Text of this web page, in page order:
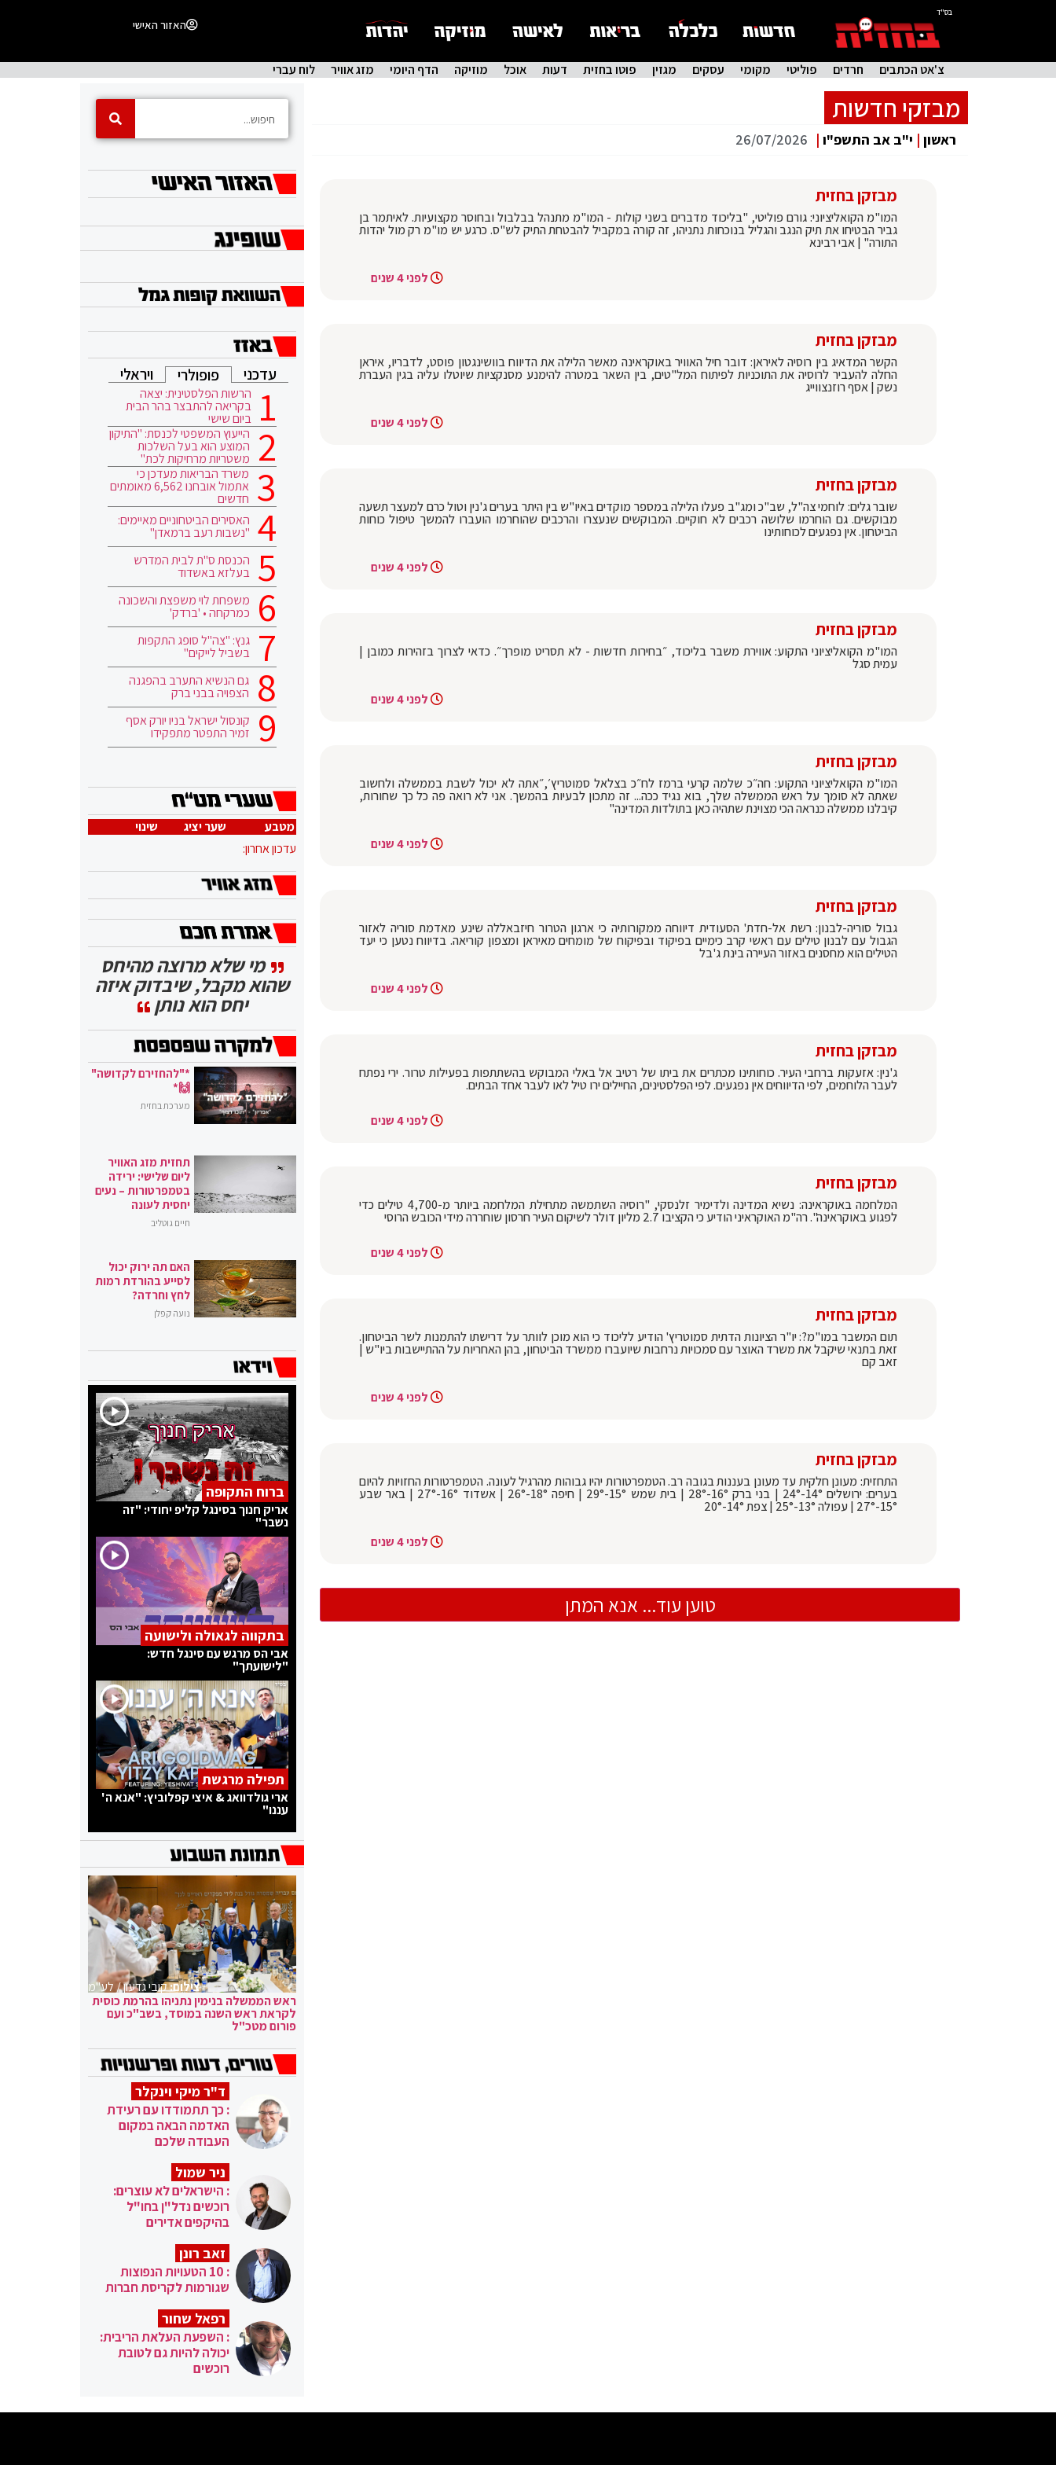
בס"ד
האזור האישי
צ'אט הכתבים חרדים פוליטי מקומי עסקים מגזין פוטו בחזית דעות אוכל מוזיקה הדף היומי מזג אוויר לוח עברי
מבזקי חדשות
ראשון | י"ב אב התשפ"ו |
26/07/2026
מבזקן בחזית
המו"מ הקואליציוני: גורם פוליטי, "בליכוד מדברים בשני קולות - המו"מ מתנהל בבלבול ובחוסר מקצועיות. לאיתמר בן
גביר הבטיחו את תיק הנגב והגליל בנוכחות נתניהו, זה קורה במקביל להבטחת התיק לש"ס. כרגע יש מו"מ רק מול יהדות
התורה" | אבי רבינא
לפני 4 שנים
מבזקן בחזית
הקשר המדאיג בין רוסיה לאיראן: דובר חיל האוויר באוקראינה מאשר הלילה את הדיווח בוושינגטון פוסט, לדבריו, איראן
החלה להעביר לרוסיה את התוכניות לפיתוח המל"טים, בין השאר במטרה להימנע מסנקציות שיוטלו עליה בגין העברת
נשק | אסף רוזנצווייג
לפני 4 שנים
מבזקן בחזית
שובר גלים: לוחמי צה"ל, שב"כ ומג"ב פעלו הלילה במספר מוקדים באיו"ש בין היתר בערים ג'נין וטול כרם למעצר תשעה
מבוקשים. גם הוחרמו שלושה רכבים לא חוקיים. המבוקשים שנעצרו והרכבים שהוחרמו הועברו להמשך טיפול כוחות
הביטחון. אין נפגעים לכוחותינו
לפני 4 שנים
מבזקן בחזית
המו"מ הקואליציוני התקוע: אווירת משבר בליכוד, ״בחירות חדשות - לא תסריט מופרך״. כדאי לצרוך בזהירות כמובן |
עמית סגל
לפני 4 שנים
מבזקן בחזית
המו"מ הקואליציוני התקוע: חה״כ שלמה קרעי ברמז לח״כ בצלאל סמוטריץ׳,״אתה לא יכול לשבת בממשלה ולחשוב
שאתה לא סומך על ראש הממשלה שלך, בוא נגיד ככה... זה מתכון לבעיות בהמשך. אני לא רואה פה כל כך שחורות,
קיבלנו ממשלה כנראה הכי מצוינת שתהיה כאן בתולדות המדינה"
לפני 4 שנים
מבזקן בחזית
גבול סוריה-לבנון: רשת אל-חדת' הסעודית דיווחה ממקורותיה כי ארגון הטרור חיזבאללה שינע מאדמת סוריה לאזור
הגבול עם לבנון טילים עם ראשי קרב כימיים בפיקוד ובפיקוח של מומחים מאיראן ומצפון קוריאה. בדיווח נטען כי יעד
הטילים הוא מחסנים באזור העיירה בינת ג'בל
לפני 4 שנים
מבזקן בחזית
ג'נין: אזעקות ברחבי העיר. כוחותינו מכתרים את ביתו של רטיב אל באלי המבוקש בהשתתפות בפעילות טרור. ירי נפתח
לעבר הלוחמים, לפי הדיווחים אין נפגעים. לפי הפלסטינים, החיילים ירו טיל לאו לעבר אחד הבתים.
לפני 4 שנים
מבזקן בחזית
המלחמה באוקראינה: נשיא המדינה ולדימיר זלנסקי, "רוסיה השתמשה מתחילת המלחמה ביותר מ-4,700 טילים כדי
לפגוע באוקראינה". רה"מ האוקראיני הודיע כי הקציבו 2.7 מליון דולר לשיקום העיר חרסון שוחררה מידי הכובש הרוסי
לפני 4 שנים
מבזקן בחזית
תום המשבר במו"מ?: יו"ר הציונות הדתית סמוטריץ' הודיע לליכוד כי הוא מוכן לוותר על דרישתו להתמנות לשר הביטחון.
זאת בתנאי שיקבל את משרד האוצר עם סמכויות נרחבות שיועברו ממשרד הביטחון, בהן האחריות על ההתיישבות ביו"ש |
זאב קם
לפני 4 שנים
מבזקן בחזית
התחזית: מעונן חלקית עד מעונן בעננות בגובה רב. הטמפרטורות יהיו גבוהות מהרגיל לעונה. הטמפרטורות החזויות להיום
בערים: ירושלים 14°-24° | בני ברק 16°-28° | בית שמש 15°-29° | חיפה 18°-26° | אשדוד 16°-27° | באר שבע
15°-27° | עפולה 13°-25° | צפת 14°-20°
לפני 4 שנים
טוען עוד... אנא המתן
עדכני פופולרי ויראלי
הרשות הפלסטינית: יצאה
בקריאה להתבצר בהר הבית
ביום שישי
הייעוץ המשפטי לכנסת: "התיקון
המוצע הוא בעל השלכות
משטריות מרחיקות לכת"
משרד הבריאות מעדכן כי
אתמול אובחנו 6,562 מאומתים
חדשים
האסירים הביטחוניים מאיימים:
"נשבות רעב ברמאדן"
הכנסת ס"ת לבית המדרש
בעלזא באשדוד
משפחת לוי משפצת והשכונה
כמרקחה • 'ברדק'
גנץ: "צה"ל סופג התקפות
בשביל לייקים"
גם הנשיא התערב בהפגנה
הצפויה בבני ברק
קונסול ישראל בניו יורק אסף
זמיר התפטר מתפקידו
מטבע שער יציג
שינוי
עדכון אחרון:
מי שלא מרוצה מהיחס
שהוא מקבל, שיבדוק איזה
יחס הוא נותן
*"להחזירם לקדושה"
🙌*
מערכת בחזית
תחזית מזג האוויר
ליום שלישי: ירידה
בטמפרטורות – נעים
יחסית לעונה
חיים גוטליב
האם תה ירוק יכול
לסייע בהורדת רמות
לחץ וחרדה?
נועה קפלן
ברוח התקופה
אריק חנוך בסינגל קליפ יחודי: "זה
נשבר"
בתקווה לגאולה ולישועה
אבי הס מרגש עם סינגל חדש:
"לישועתך"
תפילה מרגשת
ארי גולדוואג & איצי קפלוביץ: "אנא ה'
עננו"
צילום:קובי גדעון / לע"מ
ראש הממשלה בנימין נתניהו בהרמת כוסית
לקראת ראש השנה במוסד, בשב"כ ועם
פורום מטכ"ל
ד"ר מיקי וינקלר
: כך תתמודדו עם רעידת
האדמה הבאה במקום
העבודה שלכם
ניר שמול
: הישראלים לא עוצרים:
רוכשים נדל"ן בחו"ל
בהיקפים אדירים
זאב רונן
: 10 הטעויות הנפוצות
שגורמות לקריסת חברות
רפאל שחור
: השפעת העלאת הריבית:
יכולה להיות גם לטובת
רוכשים